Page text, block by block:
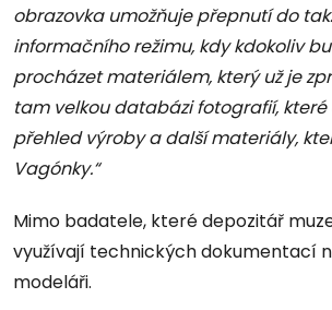
obrazovka umožňuje přepnutí do
informačního režimu, kdy kdokoliv
procházet materiálem, který už je
tam velkou databázi fotografií,
přehled výroby a další materiály,
Vagónky.“
Mimo badatele, které depozitář
využívají technických dokumentací
modeláři.